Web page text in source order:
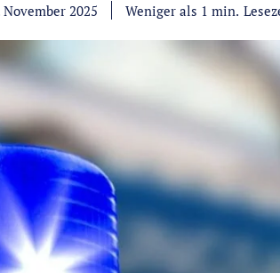
November 2025 Weniger als 1 min.